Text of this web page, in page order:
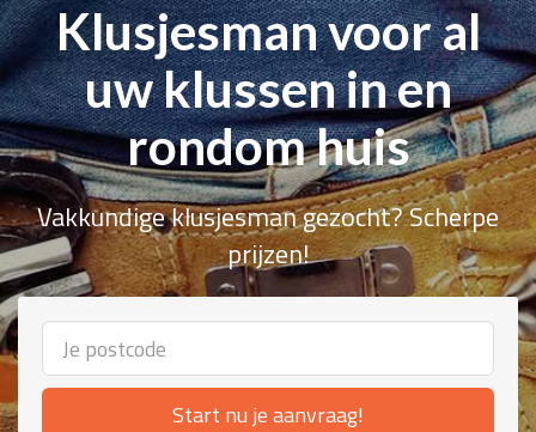
Klusjesman voor al
uw klussen in en
rondom huis
Vakkundige klusjesman gezocht? Scherpe
prijzen!
Start nu je aanvraag!